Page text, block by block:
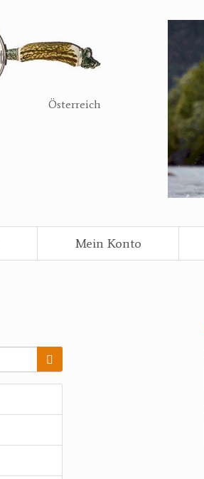
Österreich
Mein Konto